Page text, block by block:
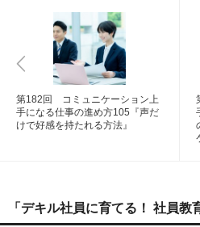
第182回 コミュニケーション上
手になる仕事の進め方105『声だ
けで好感を持たれる方法』
「デキル社員に育てる！ 社員